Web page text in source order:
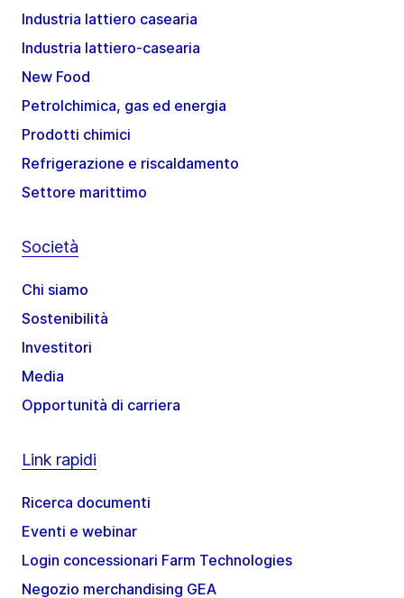
Industria lattiero casearia
Industria lattiero-casearia
New Food
Petrolchimica, gas ed energia
Prodotti chimici
Refrigerazione e riscaldamento
Settore marittimo
Società
Chi siamo
Sostenibilità
Investitori
Media
Opportunità di carriera
Link rapidi
Ricerca documenti
Eventi e webinar
Login concessionari Farm Technologies
Negozio merchandising GEA